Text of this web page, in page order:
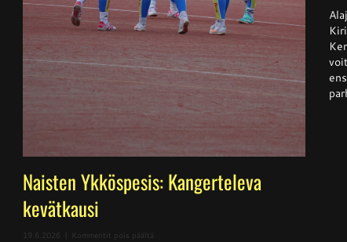
Naisten Ykköspesis: Kangerteleva
kevätkausi
19.6.2026 Kommentit pois päältä